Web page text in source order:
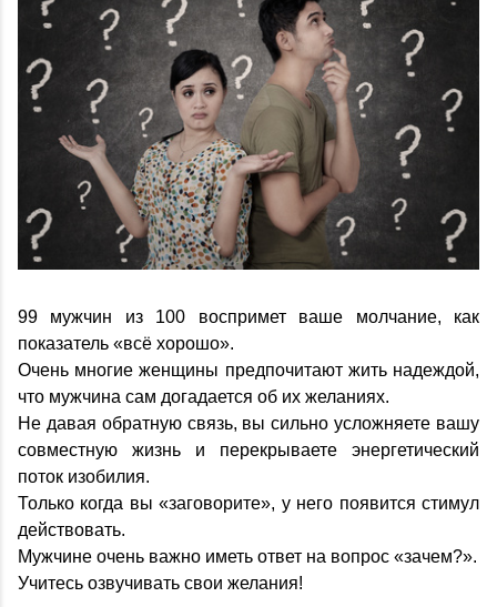
99 мужчин из 100 воспримет ваше молчание, как
показатель «всё хорошо».
Очень многие женщины предпочитают жить надеждой,
что мужчина сам догадается об их желаниях.
Не давая обратную связь, вы сильно усложняете вашу
совместную жизнь и перекрываете энергетический
поток изобилия.
Только когда вы «заговорите», у него появится стимул
действовать.
Мужчине очень важно иметь ответ на вопрос «зачем?».
Учитесь озвучивать свои желания!